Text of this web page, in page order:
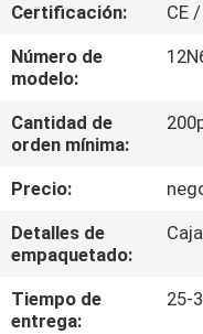
VIAJE
DE
LA
FÁBRICA
CONTROL
DE
CALIDAD
Certificación:
CE
Número de
modelo:
Cantidad de
orden mínima:
Precio:
Detalles de
empaquetado:
Tiempo de
entrega:
25-